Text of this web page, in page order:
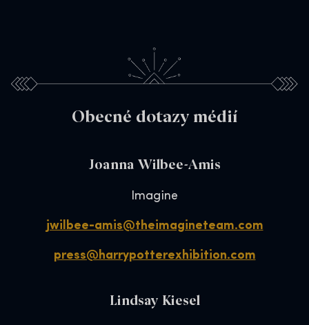
Obecné dotazy médií
Joanna Wilbee-Amis
Imagine
jwilbee-amis@theimagineteam.com
press@harrypotterexhibition.com
Lindsay Kiesel